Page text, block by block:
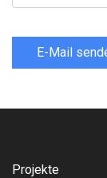
E-Mail
Projekte